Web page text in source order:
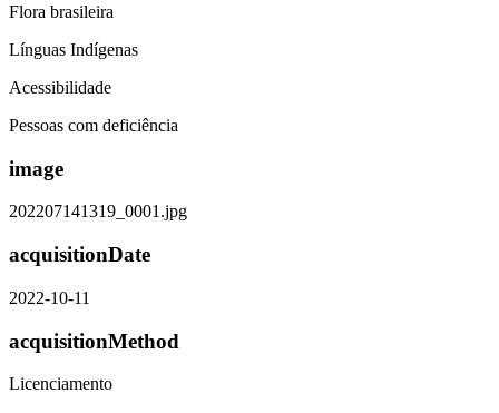
Flora brasileira
Línguas Indígenas
Acessibilidade
Pessoas com deficiência
image
202207141319_0001.jpg
acquisitionDate
2022-10-11
acquisitionMethod
Licenciamento